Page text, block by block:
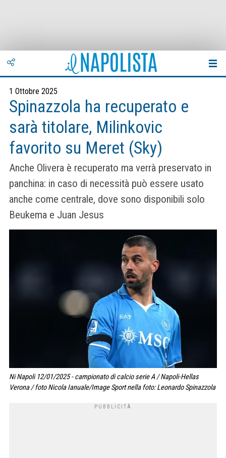
1 Ottobre 2025
Spinazzola ha recuperato e
sarà titolare, Milinkovic
favorito su Meret (Sky)
Anche Olivera è recuperato ma verrà preservato in
panchina: in caso di necessità può essere usato
anche come centrale, dove sono disponibili solo
Beukema e Juan Jesus
Ni Napoli 12/01/2025 - campionato di calcio serie A / Napoli-Hellas
Verona / foto Nicola Ianuale/Image Sport nella foto: Leonardo Spinazzola